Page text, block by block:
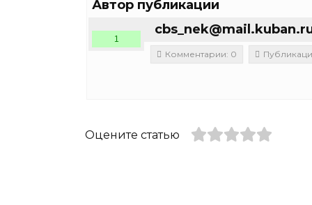
Автор публикации
1
Комментарии: 0
Оцените статью